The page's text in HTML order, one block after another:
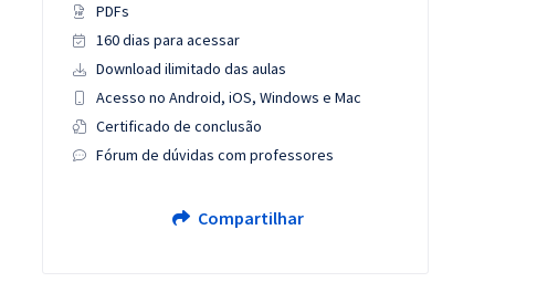
PDFs
160 dias para acessar
Download ilimitado das aulas
Acesso no Android, iOS, Windows e Mac
Certificado de conclusão
Fórum de dúvidas com professores
Compartilhar